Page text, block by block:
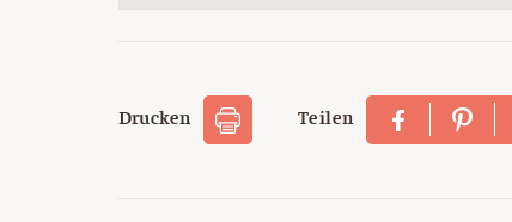
Drucken Teilen